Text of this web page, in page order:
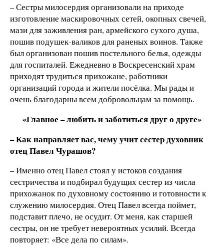
– Сестры милосердия организовали на приходе
изготовление маскировочных сетей, окопных свечей,
мази для заживления ран, армейского сухого душа,
пошив подушек-валиков для раненых воинов. Также
был организован пошив постельного белья, одежды
для госпиталей. Ежедневно в Воскресенский храм
приходят трудиться прихожане, работники
организаций города и жители посёлка. Мы рады и
очень благодарны всем добровольцам за помощь.
«Главное – любить и заботиться друг о друге»
– Как направляет вас, чему учит сестер духовник
отец Павел Чурашов?
– Именно отец Павел стоял у истоков создания
сестричества и подбирал будущих сестер из числа
прихожанок по духовному состоянию и готовности к
служению милосердия. Отец Павел всегда поймет,
подставит плечо, не осудит. От меня, как старшей
сестры, он не требует невероятных усилий. Всегда
повторяет: «Все дела по силам».